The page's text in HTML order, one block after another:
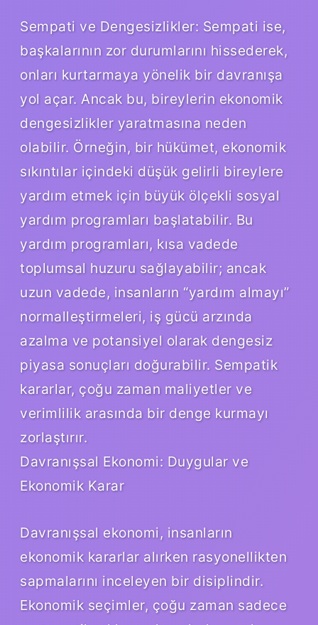
Sempati ve Dengesizlikler: Sempati ise,
başkalarının zor durumlarını hissederek,
onları kurtarmaya yönelik bir davranışa
yol açar. Ancak bu, bireylerin ekonomik
dengesizlikler yaratmasına neden
olabilir. Örneğin, bir hükümet, ekonomik
sıkıntılar içindeki düşük gelirli bireylere
yardım etmek için büyük ölçekli sosyal
yardım programları başlatabilir. Bu
yardım programları, kısa vadede
toplumsal huzuru sağlayabilir; ancak
uzun vadede, insanların “yardım almayı”
normalleştirmeleri, iş gücü arzında
azalma ve potansiyel olarak dengesiz
piyasa sonuçları doğurabilir. Sempatik
kararlar, çoğu zaman maliyetler ve
verimlilik arasında bir denge kurmayı
zorlaştırır.
Davranışsal Ekonomi: Duygular ve
Ekonomik Karar
Davranışsal ekonomi, insanların
ekonomik kararlar alırken rasyonellikten
sapmalarını inceleyen bir disiplindir.
Ekonomik seçimler, çoğu zaman sadece